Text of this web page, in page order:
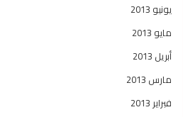
يونيو 2013
مايو 2013
أبريل 2013
مارس 2013
فبراير 2013